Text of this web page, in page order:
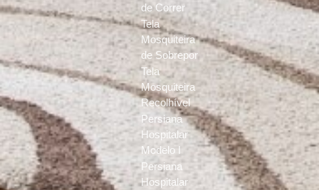
de Correr
Tela
Mosquiteira
de Sobrepor
Tela
Mosquiteira
Recolhível
Persiana
Hospitalar
Modelo I
Persiana
Hospitalar